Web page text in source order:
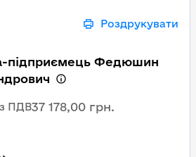
Роздрукувати
підприємець Федюшин
ПДВ37 178,00 грн.